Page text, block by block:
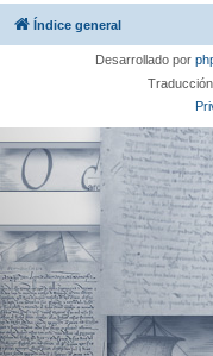
Índice general
Desarrollado por